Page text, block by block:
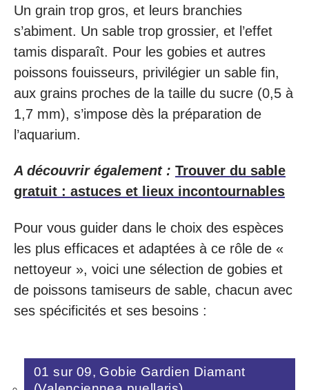
Un grain trop gros, et leurs branchies
s’abiment. Un sable trop grossier, et l’effet
tamis disparaît. Pour les gobies et autres
poissons fouisseurs, privilégier un sable fin,
aux grains proches de la taille du sucre (0,5 à
1,7 mm), s’impose dès la préparation de
l’aquarium.
A découvrir également : Trouver du sable
gratuit : astuces et lieux incontournables
Pour vous guider dans le choix des espèces
les plus efficaces et adaptées à ce rôle de «
nettoyeur », voici une sélection de gobies et
de poissons tamiseurs de sable, chacun avec
ses spécificités et ses besoins :
01 sur 09, Gobie Gardien Diamant